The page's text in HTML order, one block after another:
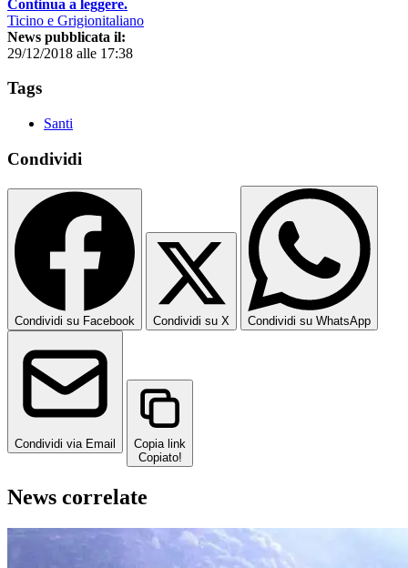
Continua a leggere.
Ticino e Grigionitaliano
News pubblicata il:
29/12/2018 alle 17:38
Tags
Santi
Condividi
Condividi su Facebook Condividi su X Condividi su WhatsApp
Condividi via Email
Copia link
Copiato!
News correlate